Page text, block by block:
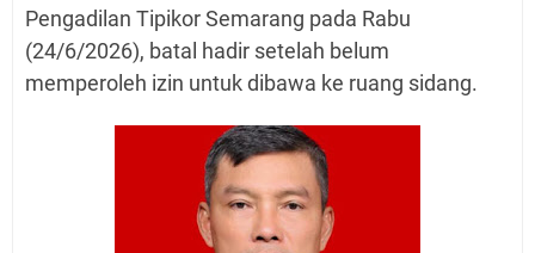
Pengadilan Tipikor Semarang pada Rabu
(24/6/2026), batal hadir setelah belum
memperoleh izin untuk dibawa ke ruang sidang.